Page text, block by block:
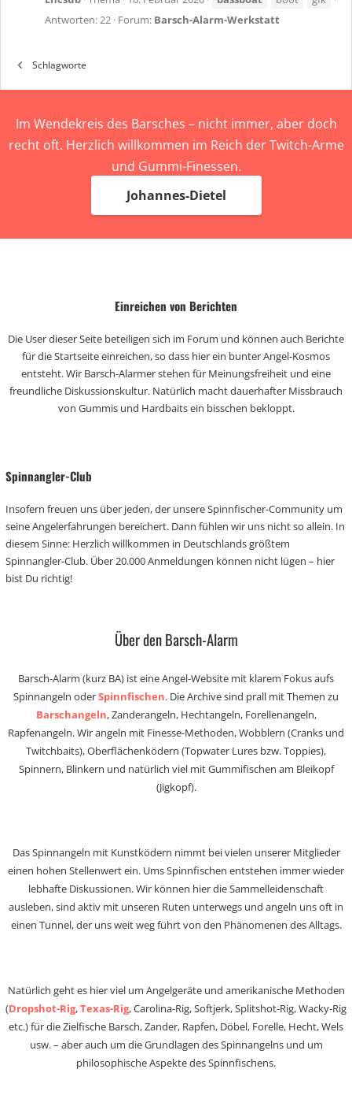
Antworten: 22 Forum: Barsch-Alarm-Werkstatt
Schlagworte
Im Wendekreis des Barsches – nicht immer, aber doch
recht oft. Herzlich willkommen im Reich der Twitch-Arme
und Gummi-Finessen.
Johannes-Dietel
Einreichen von Berichten
Die User dieser Seite beteiligen sich im Forum und können auch Berichte
für die Startseite einreichen, so dass hier ein bunter Angel-Kosmos
entsteht. Wir Barsch-Alarmer stehen für Meinungsfreiheit und eine
freundliche Diskussionskultur. Natürlich macht dauerhafter Missbrauch
von Gummis und Hardbaits ein bisschen bekloppt.
Spinnangler-Club
Insofern freuen uns über jeden, der unsere Spinnfischer-Community um
seine Angelerfahrungen bereichert. Dann fühlen wir uns nicht so allein. In
diesem Sinne: Herzlich willkommen in Deutschlands größtem
Spinnangler-Club. Über 20.000 Anmeldungen können nicht lügen – hier
bist Du richtig!
Über den Barsch-Alarm
Barsch-Alarm (kurz BA) ist eine Angel-Website mit klarem Fokus aufs
Spinnangeln oderSpinnfischen. Die Archive sind prall mit Themen zu
Barschangeln, Zanderangeln, Hechtangeln, Forellenangeln,
Rapfenangeln. Wir angeln mit Finesse-Methoden, Wobblern (Cranks und
Twitchbaits), Oberflächenködern (Topwater Lures bzw. Toppies),
Spinnern, Blinkern und natürlich viel mit Gummifischen am Bleikopf
(Jigkopf).
Das Spinnangeln mit Kunstködern nimmt bei vielen unserer Mitglieder
einen hohen Stellenwert ein. Ums Spinnfischen entstehen immer wieder
lebhafte Diskussionen. Wir können hier die Sammelleidenschaft
ausleben, sind aktiv mit unseren Ruten unterwegs und angeln uns oft in
einen Tunnel, der uns weit weg führt von den Phänomenen des Alltags.
Natürlich geht es hier viel um Angelgeräte und amerikanische Methoden
(Dropshot-Rig,Texas-Rig, Carolina-Rig, Softjerk, Splitshot-Rig, Wacky-Rig
etc.) für die Zielfische Barsch, Zander, Rapfen, Döbel, Forelle, Hecht, Wels
usw. – aber auch um die Grundlagen des Spinnangelns und um
philosophische Aspekte des Spinnfischens.